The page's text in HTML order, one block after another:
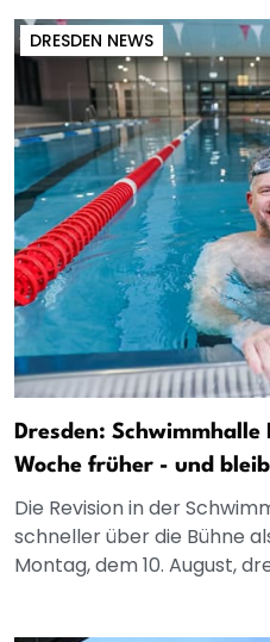
DRESDEN NEWS
Dresden:
Woche früher - und
Die Revision in der
schneller über die Bühne
Montag, dem 10. August,